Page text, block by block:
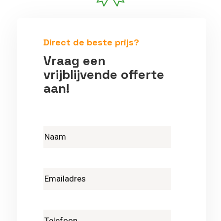
Direct de beste prijs?
Vraag een
vrijblijvende offerte
aan!